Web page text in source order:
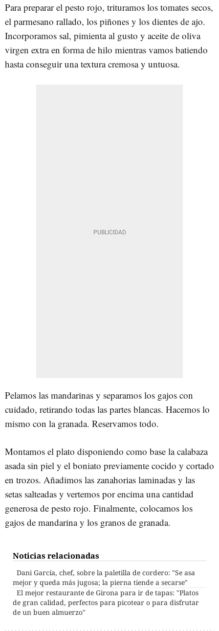
Para preparar el pesto rojo, trituramos los tomates secos,
el parmesano rallado, los piñones y los dientes de ajo.
Incorporamos sal, pimienta al gusto y aceite de oliva
virgen extra en forma de hilo mientras vamos batiendo
hasta conseguir una textura cremosa y untuosa.
Pelamos las mandarinas y separamos los gajos con
cuidado, retirando todas las partes blancas. Hacemos lo
mismo con la granada. Reservamos todo.
Montamos el plato disponiendo como base la calabaza
asada sin piel y el boniato previamente cocido y cortado
en trozos. Añadimos las zanahorias laminadas y las
setas salteadas y vertemos por encima una cantidad
generosa de pesto rojo. Finalmente, colocamos los
gajos de mandarina y los granos de granada.
Noticias relacionadas
Dani García, chef, sobre la paletilla de cordero: "Se asa
mejor y queda más jugosa; la pierna tiende a secarse"
El mejor restaurante de Girona para ir de tapas: "Platos
de gran calidad, perfectos para picotear o para disfrutar
de un buen almuerzo"